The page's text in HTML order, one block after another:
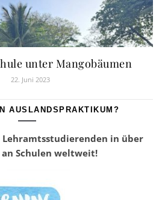
unter Mangobäumen
22. Juni 2023
AUSLANDSPRAKTIKUM?
Lehramtsstudierenden in über
Schulen weltweit!